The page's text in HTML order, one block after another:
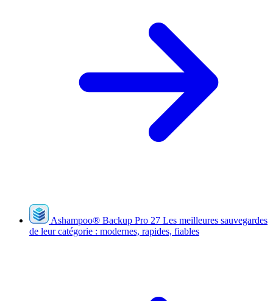
Ashampoo® Backup Pro 27 Les meilleures sauvegardes
de leur catégorie : modernes, rapides, fiables